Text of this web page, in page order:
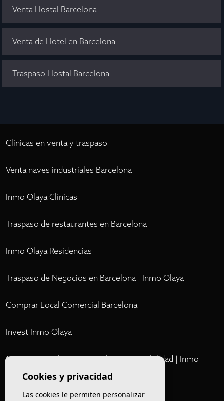
Venta Hostal Barcelona
Venta de Hotel en Barcelona
Traspaso Hostal Barcelona
Clínicas en venta y traspaso
Venta naves industriales Barcelona
Inmo Olaya Clínicas
Traspaso de restaurantes en Barcelona
Inmo Olaya Residencias
Traspaso de Negocios en Barcelona | Inmo Olaya
Comprar Local Comercial Barcelona
Invest Inmo Olaya
Comprar Locales Comerciales en Rentabilidad | Inmo
OlayaCookies y privacidad
Las cookies le permiten personalizar